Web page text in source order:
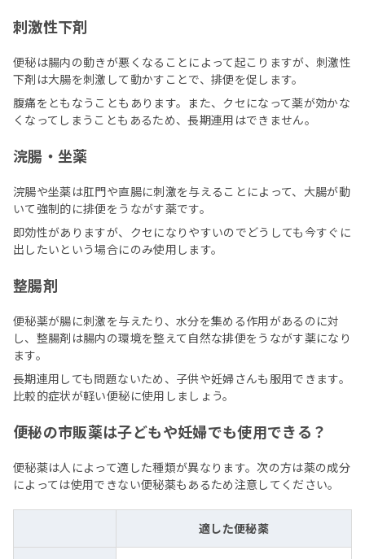
刺激性下剤
便秘は腸内の動きが悪くなることによって起こりますが、刺激性
下剤は大腸を刺激して動かすことで、排便を促します。
腹痛をともなうこともあります。また、クセになって薬が効かな
くなってしまうこともあるため、長期連用はできません。
浣腸・坐薬
浣腸や坐薬は肛門や直腸に刺激を与えることによって、大腸が動
いて強制的に排便をうながす薬です。
即効性がありますが、クセになりやすいのでどうしても今すぐに
出したいという場合にのみ使用します。
整腸剤
便秘薬が腸に刺激を与えたり、水分を集める作用があるのに対
し、整腸剤は腸内の環境を整えて自然な排便をうながす薬になり
ます。
長期連用しても問題ないため、子供や妊婦さんも服用できます。
比較的症状が軽い便秘に使用しましょう。
便秘の市販薬は子どもや妊婦でも使用できる？
便秘薬は人によって適した種類が異なります。次の方は薬の成分
によっては使用できない便秘薬もあるため注意してください。
適した便秘薬